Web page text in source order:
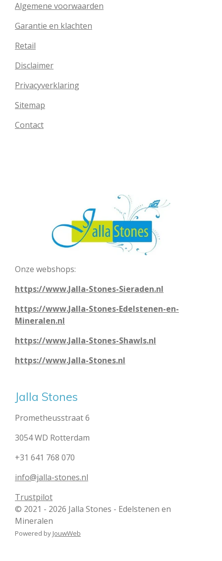
Algemene voorwaarden
Garantie en klachten
Retail
Disclaimer
Privacyverklaring
Sitemap
Contact
Onze webshops:
https://www.Jalla-Stones-Sieraden.nl
https://www.Jalla-Stones-Edelstenen-en-
Mineralen.nl
https://www.Jalla-Stones-Shawls.nl
https://www.Jalla-Stones.nl
Jalla Stones
Prometheusstraat 6
3054 WD Rotterdam
+31 641 768 070
info@jalla-stones.nl
Trustpilot
© 2021 - 2026 Jalla Stones - Edelstenen en
Mineralen
Powered by JouwWeb